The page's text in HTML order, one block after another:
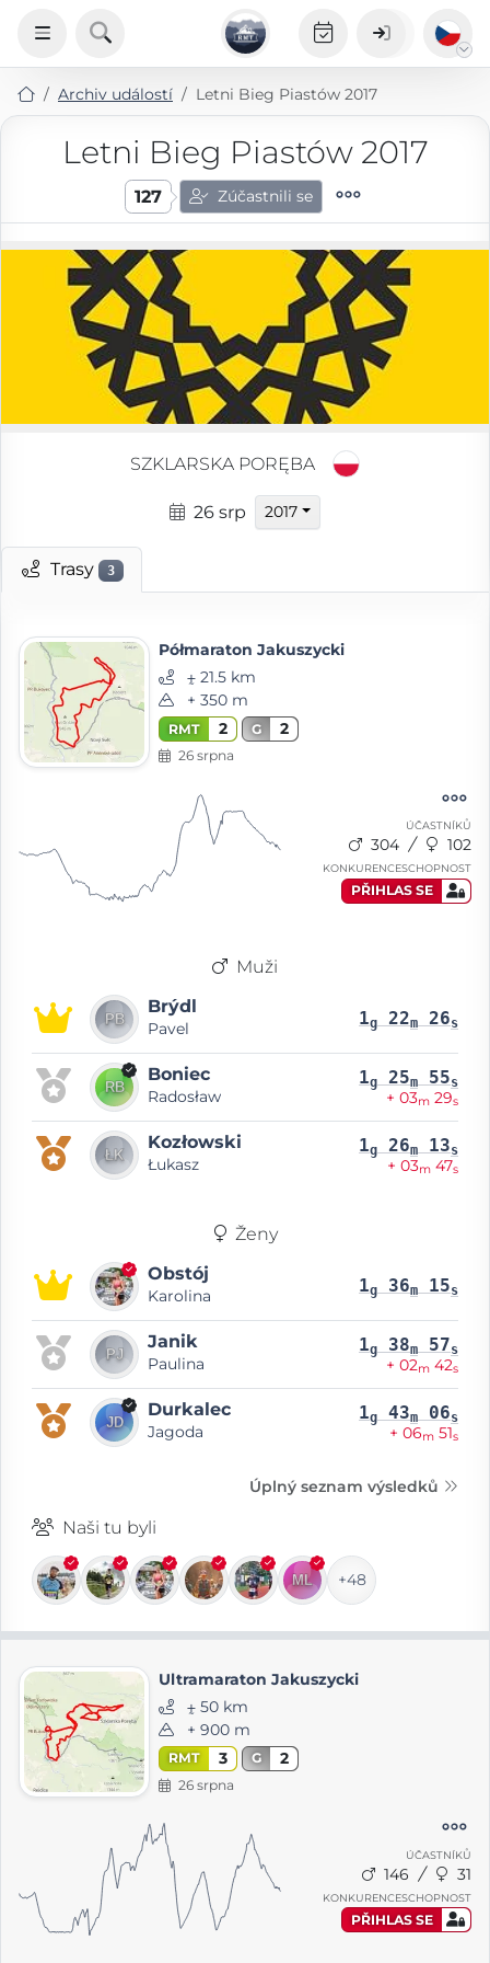
Archiv událostí Letni Bieg Piastów 2017
Letni Bieg Piastów 2017
127 Zúčastnili se
SZKLARSKA PORĘBA
26 srp 2017
Trasy 3
Półmaraton Jakuszycki
⨦ 21.5 km
+ 350 m
RMT 2 G 2
26 srpna
ÚČASTNÍKŮ
304 102
KONKURENCESCHOPNOST
PŘIHLAS SE
Muži
Brýdl
Pavel 1g 22m 26s
Boniec
Radosław
1g 25m 55s
+ 03m 29s
Kozłowski
Łukasz
1g 26m 13s
+ 03m 47s
Ženy
Obstój
Karolina 1g 36m 15s
Janik
Paulina
1g 38m 57s
+ 02m 42s
Durkalec
Jagoda
1g 43m 06s
+ 06m 51s
Úplný seznam výsledků
Naši tu byli
+48
Ultramaraton Jakuszycki
⨦ 50 km
+ 900 m
RMT 3 G 2
26 srpna
ÚČASTNÍKŮ
146 31
KONKURENCESCHOPNOST
PŘIHLAS SE